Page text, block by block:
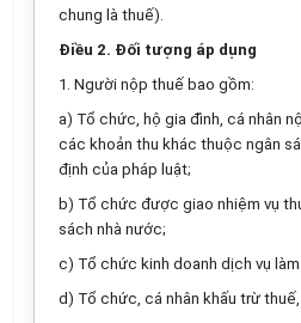
chung là thuế).
Điều 2. Đối tượng áp dụng
1. Người nộp thuế bao gồm:
a) Tổ chức, hộ gia đình, cá nhân
các khoản thu khác thuộc ngân
định của pháp luật;
b) Tổ chức được giao nhiệm vụ
sách nhà nước;
c) Tổ chức kinh doanh dịch vụ
d) Tổ chức, cá nhân khấu trừ